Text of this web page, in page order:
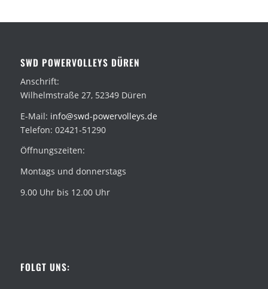
SWD POWERVOLLEYS DÜREN
Anschrift:
Wilhelmstraße 27, 52349 Düren
E-Mail: info@swd-powervolleys.de
Telefon: 02421-51290
Öffnungszeiten:
Montags und donnerstags
9.00 Uhr bis 12.00 Uhr
FOLGT UNS: